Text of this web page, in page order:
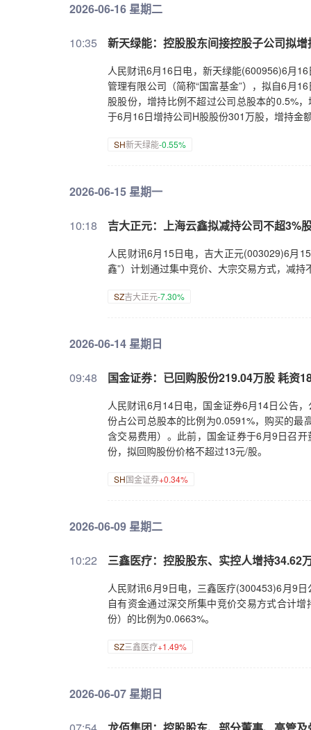
2026-06-16 星期二
10:35 新天绿能：控股股东间接控股子公司拟
人民财讯6月16日电，新天绿能(600956)6月
管理有限公司（简称“国富基金”），拟自6月
股股份，增持比例不超过公司总股本的0.5%
于6月16日增持公司H股股份301万股，增持金
SH新天绿能-0.55%
2026-06-15 星期一
10:18 吉大正元：上海云鑫拟减持公司不超3%
人民财讯6月15日电，吉大正元(003029)6月
鑫”）计划通过集中竞价、大宗交易方式，减
SZ吉大正元-7.30%
2026-06-14 星期日
09:48 国金证券：已回购股份219.04万股 耗资
人民财讯6月14日电，国金证券6月14日公告
份占公司总股本的比例为0.0591%，购买的
含交易费用）。此前，国金证券于6月9日召
份，拟回购股份价格不超过13元/股。
SH国金证券+0.34%
2026-06-09 星期二
10:22 三鑫医疗：控股股东、实控人增持34.62
人民财讯6月9日电，三鑫医疗(300453)6月9
自有资金通过深交所集中竞价交易方式合计
份）的比例为0.0663%。
SZ三鑫医疗+1.49%
2026-06-07 星期日